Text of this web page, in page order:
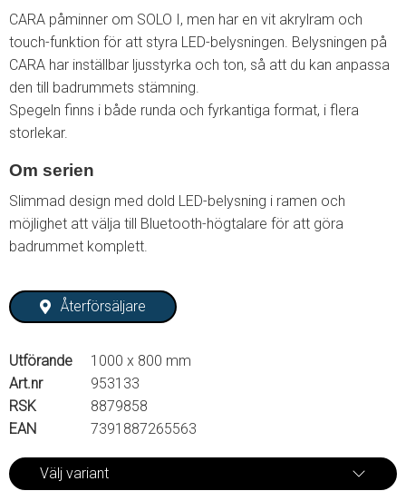
CARA påminner om SOLO I, men har en vit akrylram och
touch-funktion för att styra LED-belysningen. Belysningen på
CARA har inställbar ljusstyrka och ton, så att du kan anpassa
den till badrummets stämning.
Spegeln finns i både runda och fyrkantiga format, i flera
storlekar.
Om serien
Slimmad design med dold LED-belysning i ramen och
möjlighet att välja till Bluetooth-högtalare för att göra
badrummet komplett.
Återförsäljare
Utförande
1000 x 800 mm
Art.nr
953133
RSK
8879858
EAN
7391887265563
Välj variant